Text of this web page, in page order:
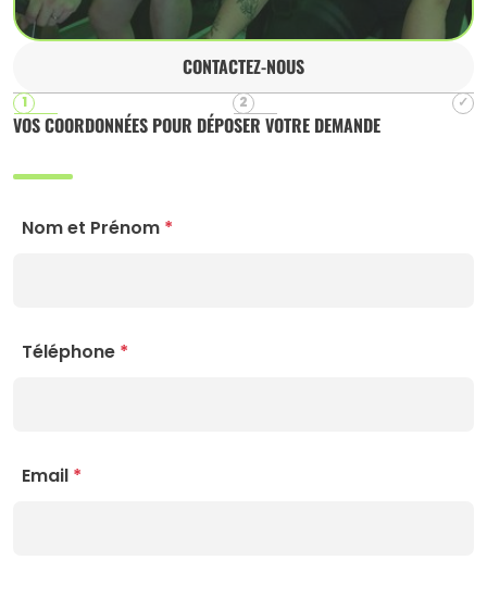
CONTACTEZ-NOUS
VOS COORDONNÉES POUR DÉPOSER VOTRE DEMANDE
Nom et Prénom*
Téléphone*
Email*